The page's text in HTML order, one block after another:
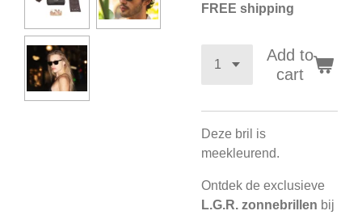
FREE shipping
Add to
cart
Deze bril is
meekleurend.
Ontdek de exclusieve
L.G.R. zonnebrillen bij